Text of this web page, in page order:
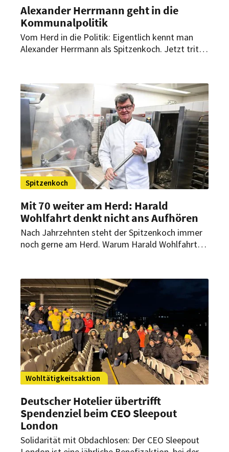
Alexander Herrmann geht in die
Kommunalpolitik
Vom Herd in die Politik: Eigentlich kennt man
Alexander Herrmann als Spitzenkoch. Jetzt tritt
Kreistag – von einem Spitzenplatz ist er jedoch
weit entfernt.
Spitzenkoch
Mit 70 weiter am Herd: Harald
Wohlfahrt denkt nicht ans Aufhören
Nach Jahrzehnten steht der Spitzenkoch immer
noch gerne am Herd. Warum Harald Wohlfahrt
Wohltätigkeitsaktion
Deutscher Hotelier übertrifft
Spendenziel beim CEO Sleepout
London
Solidarität mit Obdachlosen: Der CEO Sleepout